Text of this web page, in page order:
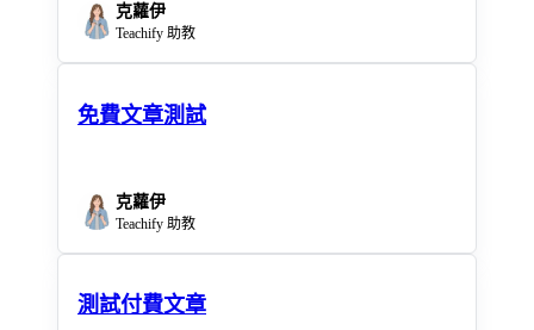
克蘿伊
Teachify 助教
免費文章測試
克蘿伊
Teachify 助教
測試付費文章